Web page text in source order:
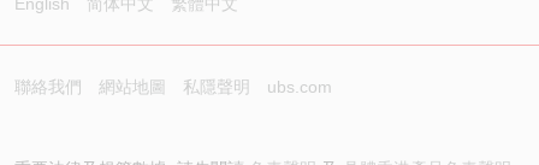
聯絡我們 網站地圖 私隱聲明 ubs.com